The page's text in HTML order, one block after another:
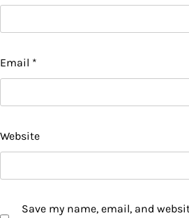
Email *
Website
Save my name, email, and